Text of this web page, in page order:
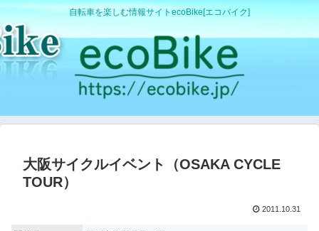
自転車を楽しむ情報サイトecoBike[エコバイク]
大阪サイクルイベント（OSAKA CYCLE
TOUR）
2011.10.31